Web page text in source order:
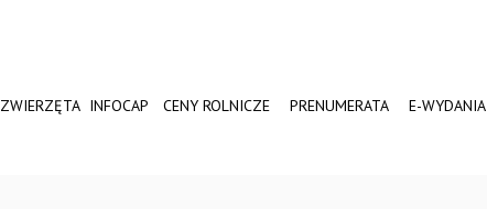
ZWIERZĘTA INFOCAP CENY ROLNICZE PRENUMERATA E-WYDANIA